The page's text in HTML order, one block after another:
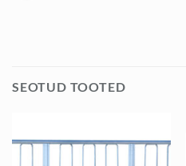
SEOTUD TOOTED